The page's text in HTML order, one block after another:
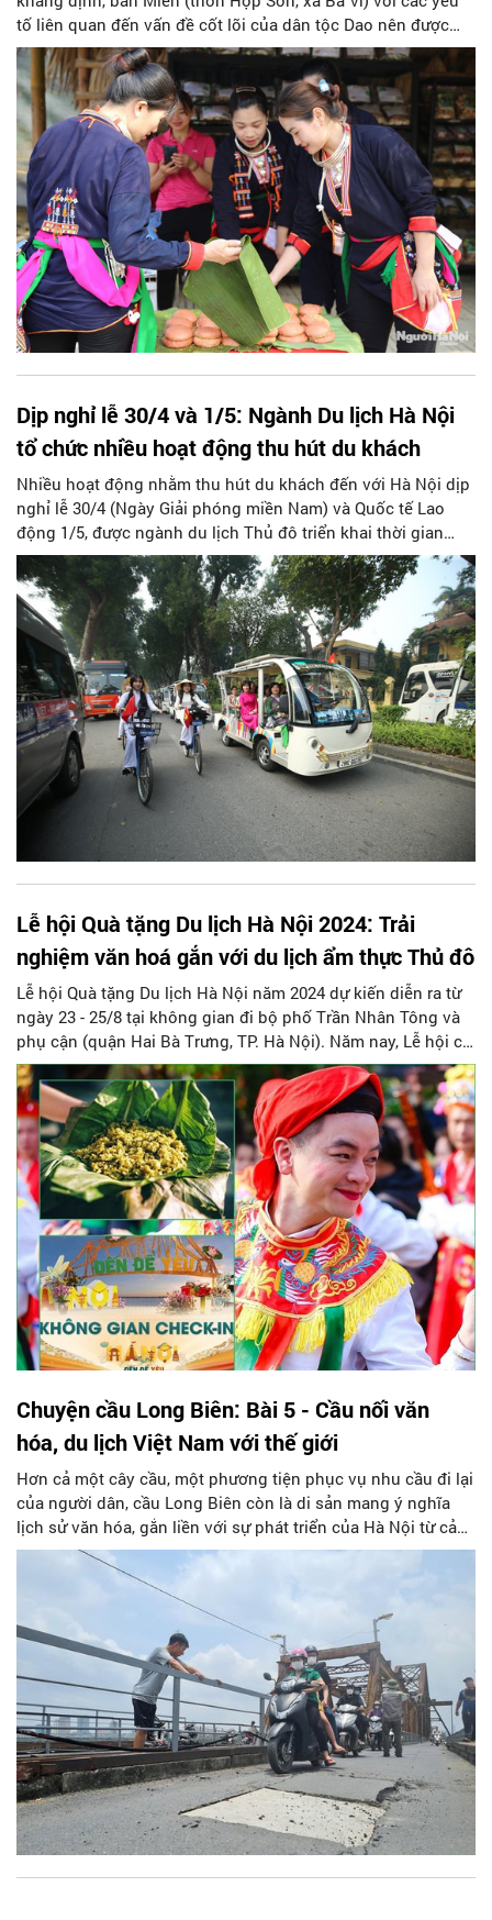
tố liên quan đến vấn đề cốt lõi của dân tộc Dao nên được
lựa chọn làm điểm du lịch cộng đồng đầu tiên của Hà Nội
gắn với dân tộc thiểu số.
Dịp nghỉ lễ 30/4 và 1/5: Ngành Du lịch Hà Nội
tổ chức nhiều hoạt động thu hút du khách
Nhiều hoạt động nhằm thu hút du khách đến với Hà Nội dịp
nghỉ lễ 30/4 (Ngày Giải phóng miền Nam) và Quốc tế Lao
động 1/5, được ngành du lịch Thủ đô triển khai thời gian
gần đây và đợt nghỉ lễ kéo dài 5 ngày (27/4 đến hết ngày
1/5).
Lễ hội Quà tặng Du lịch Hà Nội 2024: Trải
nghiệm văn hoá gắn với du lịch ẩm thực Thủ đô
Lễ hội Quà tặng Du lịch Hà Nội năm 2024 dự kiến diễn ra từ
ngày 23 - 25/8 tại không gian đi bộ phố Trần Nhân Tông và
phụ cận (quận Hai Bà Trưng, TP. Hà Nội). Năm nay, Lễ hội có
chủ đề “Hà Nội đến để yêu – Thức quà Hà Nội”.
Chuyện cầu Long Biên: Bài 5 - Cầu nối văn
hóa, du lịch Việt Nam với thế giới
Hơn cả một cây cầu, một phương tiện phục vụ nhu cầu đi lại
của người dân, cầu Long Biên còn là di sản mang ý nghĩa
lịch sử văn hóa, gắn liền với sự phát triển của Hà Nội từ cả
hơn trăm năm nay.